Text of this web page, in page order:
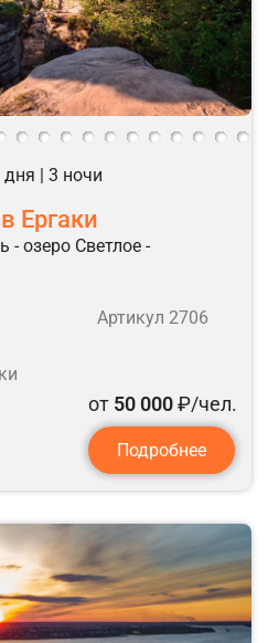
дня | 3 ночи
Ергаки
- озеро Светлое -
Артикул 2706
от 50 000₽/чел.
Подробнее